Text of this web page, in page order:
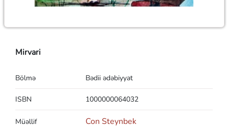
Mirvari
Bölmə Bədii ədəbiyyat
ISBN 1000000064032
Müəllif Con Steynbek